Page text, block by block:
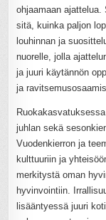
ohjaamaan
sitä, kuinka paljon
louhinnan ja
nuorelle, jolla
ja juuri käytännön
ja
juhlan sekä
Vuodenkierron ja
kulttuuriin ja
merkitystä oman
hyvinvointiin.
lisääntyessä juuri